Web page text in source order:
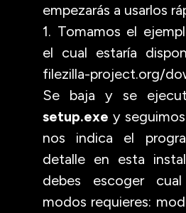
empezarás a usarlos
1. Tomamos el
el cual estaría
filezilla-project.org/
Se baja y se
setup.exe y
nos indica el
detalle en esta
debes escoger
modos requieres: